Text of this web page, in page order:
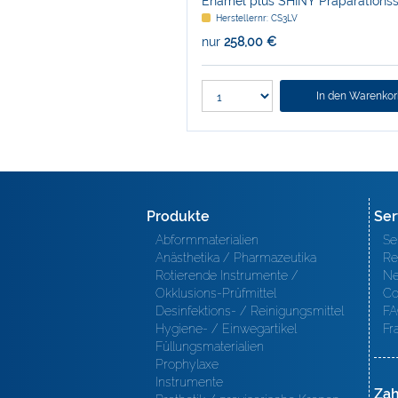
CS3LV
Herstellernr: CS3LV
nur 258,00 €
In den
Produkte
Abformmaterialien
Anästhetika / Pharmazeutika
Rotierende Instrumente /
Okklusions-Prüfmittel
Desinfektions- / Reinigungsmittel
Hygiene- / Einwegartikel
Füllungsmaterialien
Prophylaxe
Instrumente